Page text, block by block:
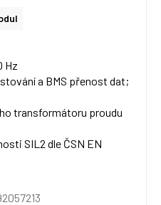
Hz
a BMS přenost dat;
transformátoru proudu
SIL2 dle ČSN EN